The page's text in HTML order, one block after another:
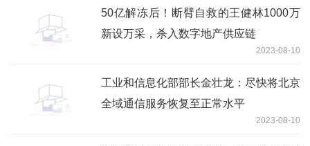
50亿解冻后！断臂自救的王健林1000万
新设万采，杀入数字地产供应链
2023-08-10
工业和信息化部部长金壮龙：尽快将北京
全域通信服务恢复至正常水平
2023-08-10